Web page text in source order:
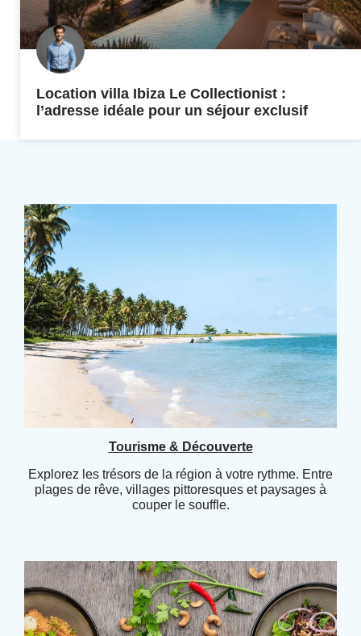
Location villa Ibiza Le Collectionist :
l’adresse idéale pour un séjour exclusif
Tourisme & Découverte
Explorez les trésors de la région à votre rythme. Entre
plages de rêve, villages pittoresques et paysages à
couper le souffle.